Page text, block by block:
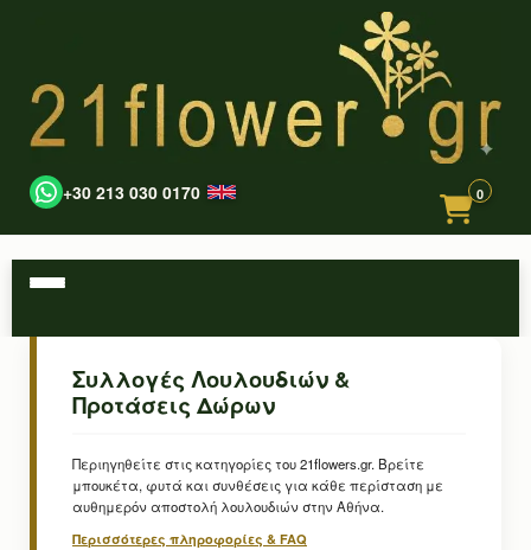
+30 213 030 0170 0
Συλλογές Λουλουδιών &
Προτάσεις Δώρων
Περιηγηθείτε στις κατηγορίες του 21flowers.gr. Βρείτε
μπουκέτα, φυτά και συνθέσεις για κάθε περίσταση με
αυθημερόν αποστολή λουλουδιών στην Αθήνα.
Περισσότερες πληροφορίες & FAQ